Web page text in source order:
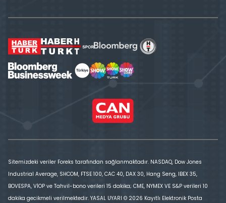
Sitemizdeki veriler Foreks tarafından sağlanmaktadır. NASDAQ, Dow Jones
Industrial Average, SHCOM, FTSE 100, CAC 40, DAX 30, Hang Seng, IBEX 35,
BOVESPA, VİOP ve Tahvil-bono verileri 15 dakika; CME, NYMEX VE S&P verileri 10
dakika gecikmeli verilmektedir. YASAL UYARI © 2026 Kayıtlı Elektronik Posta